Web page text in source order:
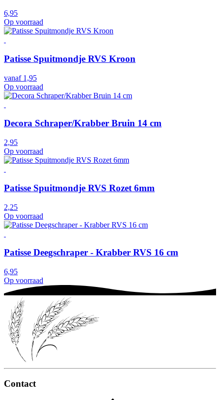
6,95
Op voorraad
Patisse Spuitmondje RVS Kroon
vanaf 1,95
Op voorraad
Decora Schraper/Krabber Bruin 14 cm
2,95
Op voorraad
Patisse Spuitmondje RVS Rozet 6mm
2,25
Op voorraad
Patisse Deegschraper - Krabber RVS 16 cm
6,95
Op voorraad
Contact